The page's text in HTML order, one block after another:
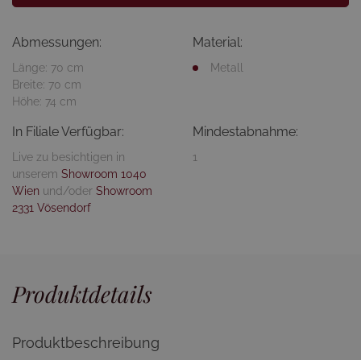
Abmessungen:
Länge: 70 cm
Breite: 70 cm
Höhe: 74 cm
Material:
Metall
In Filiale Verfügbar:
Live zu besichtigen in
unserem Showroom 1040
Wien und/oder Showroom
2331 Vösendorf
Mindestabnahme:
1
Produktdetails
Produktbeschreibung